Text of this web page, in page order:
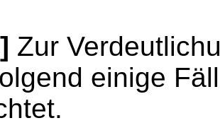
Zur
einige